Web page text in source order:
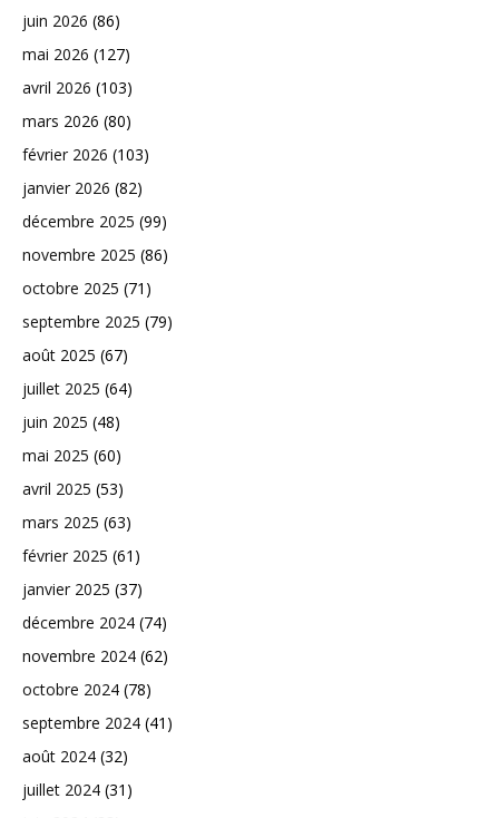
juin 2026 (86)
mai 2026 (127)
avril 2026 (103)
mars 2026 (80)
février 2026 (103)
janvier 2026 (82)
décembre 2025 (99)
novembre 2025 (86)
octobre 2025 (71)
septembre 2025 (79)
août 2025 (67)
juillet 2025 (64)
juin 2025 (48)
mai 2025 (60)
avril 2025 (53)
mars 2025 (63)
février 2025 (61)
janvier 2025 (37)
décembre 2024 (74)
novembre 2024 (62)
octobre 2024 (78)
septembre 2024 (41)
août 2024 (32)
juillet 2024 (31)